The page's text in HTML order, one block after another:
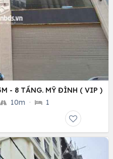
- 8 TẦNG. MỸ ĐÌNH ( VIP )
10m · 1